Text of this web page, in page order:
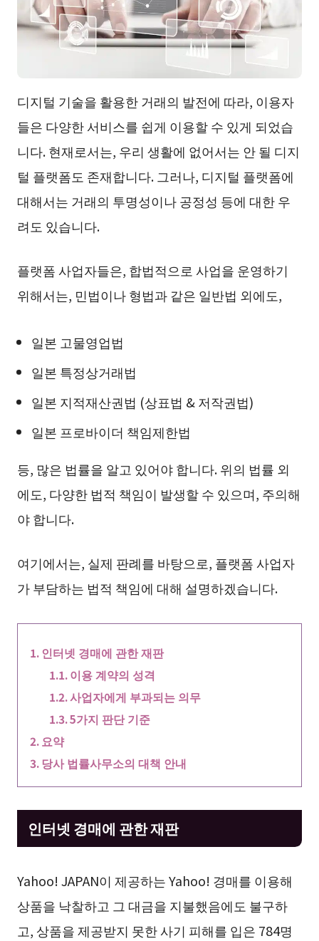
디지털 기술을 활용한 거래의 발전에 따라, 이용자
들은 다양한 서비스를 쉽게 이용할 수 있게 되었습
니다. 현재로서는, 우리 생활에 없어서는 안 될 디지
털 플랫폼도 존재합니다. 그러나, 디지털 플랫폼에
대해서는 거래의 투명성이나 공정성 등에 대한 우
려도 있습니다.
플랫폼 사업자들은, 합법적으로 사업을 운영하기
위해서는, 민법이나 형법과 같은 일반법 외에도,
일본 고물영업법
일본 특정상거래법
일본 지적재산권법 (상표법 & 저작권법)
일본 프로바이더 책임제한법
등, 많은 법률을 알고 있어야 합니다. 위의 법률 외
에도, 다양한 법적 책임이 발생할 수 있으며, 주의해
야 합니다.
여기에서는, 실제 판례를 바탕으로, 플랫폼 사업자
가 부담하는 법적 책임에 대해 설명하겠습니다.
인터넷 경매에 관한 재판
이용 계약의 성격
사업자에게 부과되는 의무
5가지 판단 기준
요약
당사 법률사무소의 대책 안내
인터넷 경매에 관한 재판
Yahoo! JAPAN이 제공하는 Yahoo! 경매를 이용해
상품을 낙찰하고 그 대금을 지불했음에도 불구하
고, 상품을 제공받지 못한 사기 피해를 입은 784명